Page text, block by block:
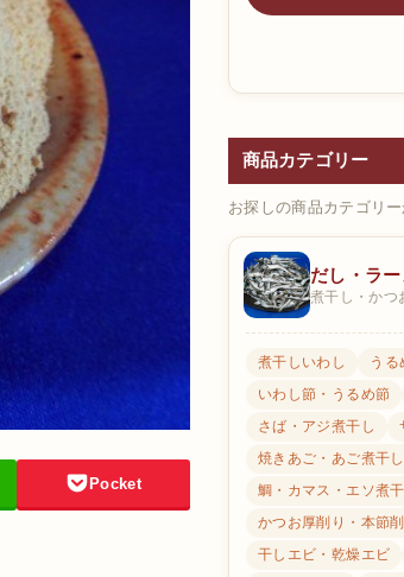
Pocket
商品カテゴリー
お探しの商品カテゴリ
だし・ラ
煮干し・かつ
煮干しいわし
うる
いわし節・うるめ節
さば・アジ煮干し
焼きあご・あご煮干し
鯛・カマス・エソ煮
かつお厚削り・本節
干しエビ・乾燥エビ